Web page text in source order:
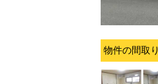
物件の間取り